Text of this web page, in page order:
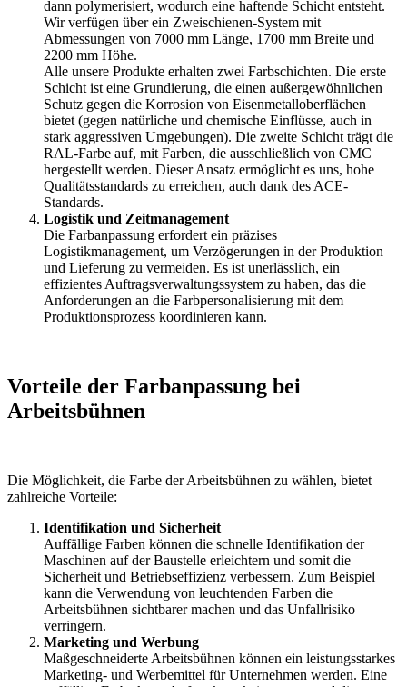
dann polymerisiert, wodurch eine haftende Schicht entsteht.
Wir verfügen über ein Zweischienen-System mit
Abmessungen von 7000 mm Länge, 1700 mm Breite und
2200 mm Höhe.
Alle unsere Produkte erhalten zwei Farbschichten. Die erste
Schicht ist eine Grundierung, die einen außergewöhnlichen
Schutz gegen die Korrosion von Eisenmetalloberflächen
bietet (gegen natürliche und chemische Einflüsse, auch in
stark aggressiven Umgebungen). Die zweite Schicht trägt die
RAL-Farbe auf, mit Farben, die ausschließlich von CMC
hergestellt werden. Dieser Ansatz ermöglicht es uns, hohe
Qualitätsstandards zu erreichen, auch dank des ACE-
Standards.
Logistik und Zeitmanagement
Die Farbanpassung erfordert ein präzises
Logistikmanagement, um Verzögerungen in der Produktion
und Lieferung zu vermeiden. Es ist unerlässlich, ein
effizientes Auftragsverwaltungssystem zu haben, das die
Anforderungen an die Farbpersonalisierung mit dem
Produktionsprozess koordinieren kann.
Vorteile der Farbanpassung bei
Arbeitsbühnen
Die Möglichkeit, die Farbe der Arbeitsbühnen zu wählen, bietet
zahlreiche Vorteile:
Identifikation und Sicherheit
Auffällige Farben können die schnelle Identifikation der
Maschinen auf der Baustelle erleichtern und somit die
Sicherheit und Betriebseffizienz verbessern. Zum Beispiel
kann die Verwendung von leuchtenden Farben die
Arbeitsbühnen sichtbarer machen und das Unfallrisiko
verringern.
Marketing und Werbung
Maßgeschneiderte Arbeitsbühnen können ein leistungsstarkes
Marketing- und Werbemittel für Unternehmen werden. Eine